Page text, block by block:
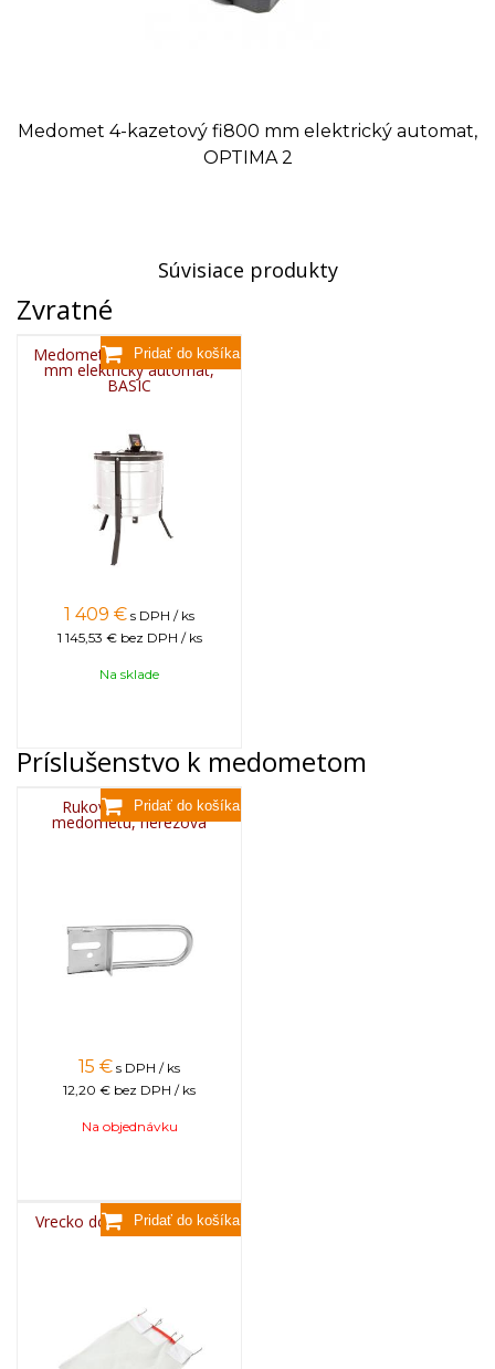
Medomet 4-kazetový fi800 mm elektrický automat,
OPTIMA 2
Súvisiace produkty
Zvratné
Medomet 4-kazetový fi800
mm elektrický automat,
BASIC
1 409 € s DPH / ks
1 145,53 € bez DPH / ks
Na sklade
Príslušenstvo k medometom
Rukoväť na prenos
medometu, nerezová
15 € s DPH / ks
12,20 € bez DPH / ks
Na objednávku
Vrecko do medometu BEE